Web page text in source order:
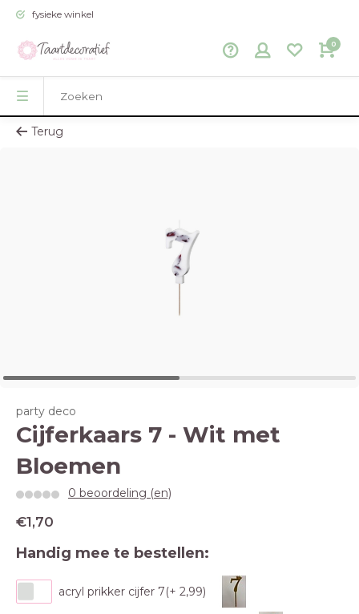
fysieke winkel
0
Terug
party deco
Cijferkaars 7 - Wit met
Bloemen
0 beoordeling (en)
€1,70
Handig mee te bestellen:
acryl prikker cijfer 7(+ 2,99)